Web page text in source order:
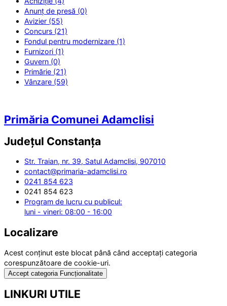
Anunț de presă (0)
Avizier (55)
Concurs (21)
Fondul pentru modernizare (1)
Furnizori (1)
Guvern (0)
Primărie (21)
Vânzare (59)
Primăria Comunei Adamclisi
Județul Constanța
Str. Traian, nr. 39, Satul Adamclisi, 907010
contact@primaria-adamclisi.ro
0241 854 623
0241 854 623
Program de lucru cu publicul:
luni - vineri: 08:00 - 16:00
Localizare
Acest conținut este blocat până când acceptați categoria
corespunzătoare de cookie-uri.
Accept categoria Funcționalitate
LINKURI UTILE